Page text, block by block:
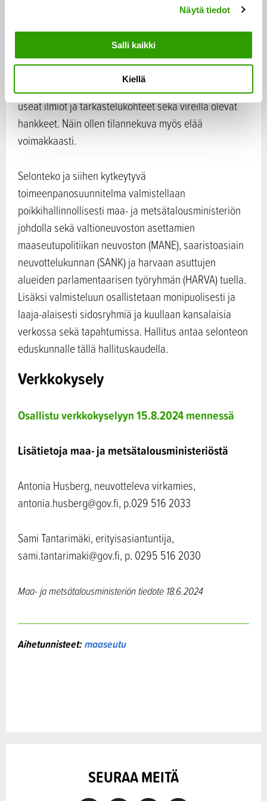
Näytä tiedot
Salli kaikki
Kiellä
selontekoa. Selonteolla parannetaan politiikan
johdonmukaisuutta ja osuvuutta maaseutu- ja
poikkihallinnollinen kokonaisuus, johon kytkeytyvät
useat ilmiöt ja tarkastelukohteet sekä vireillä olevat
hankkeet. Näin ollen tilannekuva myös elää
voimakkaasti.
Selonteko ja siihen kytkeytyvä
toimeenpanosuunnitelma valmistellaan
poikkihallinnollisesti maa- ja metsätalousministeriön
johdolla sekä valtioneuvoston asettamien
maaseutupolitiikan neuvoston (MANE), saaristoasiain
neuvottelukunnan (SANK) ja harvaan asuttujen
alueiden parlamentaarisen työryhmän (HARVA) tuella.
Lisäksi valmisteluun osallistetaan monipuolisesti ja
laaja-alaisesti sidosryhmiä ja kuullaan kansalaisia
verkossa sekä tapahtumissa. Hallitus antaa selonteon
eduskunnalle tällä hallituskaudella.
Verkkokysely
Osallistu verkkokyselyyn 15.8.2024 mennessä
Lisätietoja maa- ja metsätalousministeriöstä
Antonia Husberg, neuvotteleva virkamies,
antonia.husberg@gov.fi, p.029 516 2033
Sami Tantarimäki, erityisasiantuntija,
sami.tantarimaki@gov.fi, p. 0295 516 2030
Maa- ja metsätalousministeriön tiedote 18.6.2024
Aihetunnisteet:maaseutu
SEURAA MEITÄ